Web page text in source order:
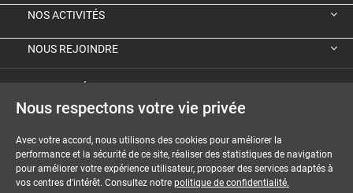
NOS ACTIVITÉS
NOUS REJOINDRE
MENTIONS LÉGALES
CGU-CGV
Nous respectons votre vie privée
Avec votre accord, nous utilisons des cookies pour améliorer la
performance et la sécurité de ce site, réaliser des statistiques de navigation
pour améliorer votre expérience utilisateur, proposer des services adaptés à
vos centres d'intérêt. Consultez notre politique de confidentialité.